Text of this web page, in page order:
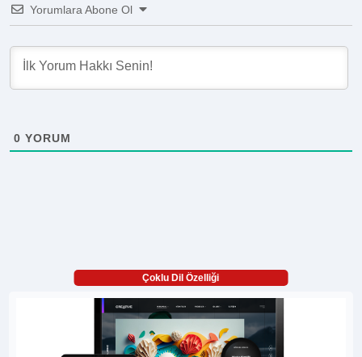
Yorumlara Abone Ol
0 YORUM
Çoklu Dil Özelliği